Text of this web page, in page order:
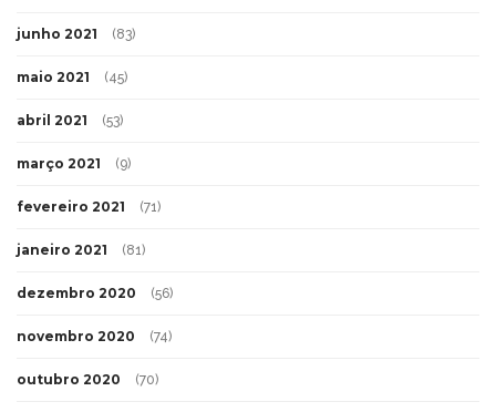
junho 2021 (83)
maio 2021 (45)
abril 2021 (53)
março 2021 (9)
fevereiro 2021 (71)
janeiro 2021 (81)
dezembro 2020 (56)
novembro 2020 (74)
outubro 2020 (70)